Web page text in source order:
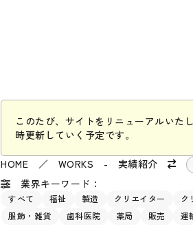
このたび、サイトをリニューアルいた
時更新していく予定です。
HOME ／ WORKS - 実績紹介
業界キーワード：
すべて 福祉 製造 クリエイター ク
服飾・雑貨
歯科医院 薬局 販売 運